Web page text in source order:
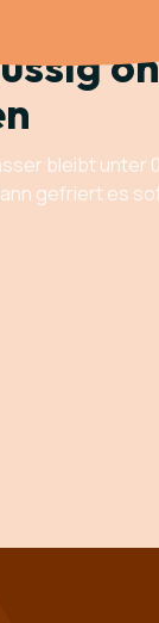
bleibt unter
gefriert es